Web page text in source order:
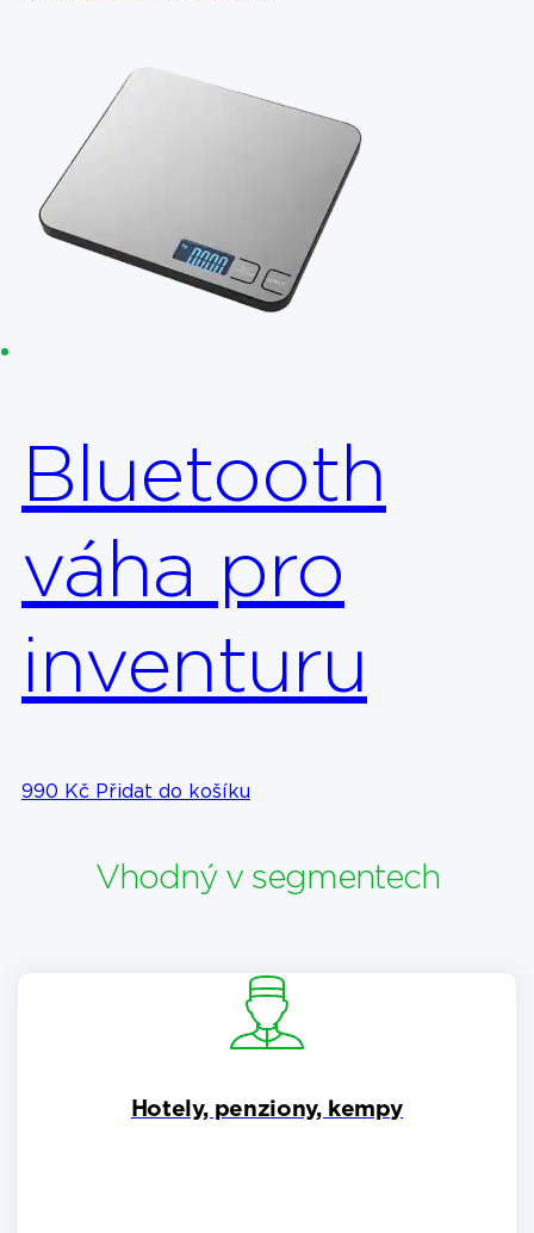
Bluetooth
váha pro
inventuru
990 Kč Přidat do košíku
Vhodný v segmentech​
Hotely, penziony, kempy